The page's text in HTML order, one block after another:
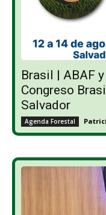
Brasil | ABAF
Congreso
Salvador
Agenda Forestal